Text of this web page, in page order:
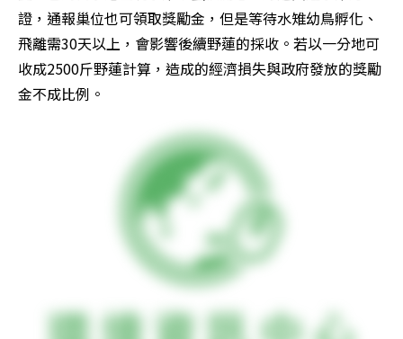
證，通報巢位也可領取獎勵金，但是等待水雉幼鳥孵化、
飛離需30天以上，會影響後續野蓮的採收。若以一分地可
收成2500斤野蓮計算，造成的經濟損失與政府發放的獎勵
金不成比例。